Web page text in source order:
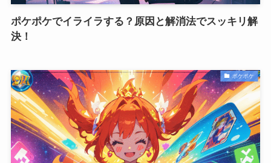
ポケポケでイライラする？原因と解消法でスッキリ解
決！
ポケポケ